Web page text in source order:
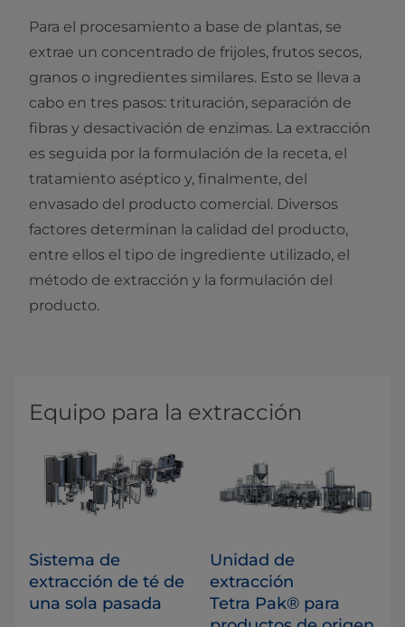
Para el procesamiento a base de plantas, se
extrae un concentrado de frijoles, frutos secos,
granos o ingredientes similares. Esto se lleva a
cabo en tres pasos: trituración, separación de
fibras y desactivación de enzimas. La extracción
es seguida por la formulación de la receta, el
tratamiento aséptico y, finalmente, del
envasado del producto comercial. Diversos
factores determinan la calidad del producto,
entre ellos el tipo de ingrediente utilizado, el
método de extracción y la formulación del
producto.​​
Equipo para la extracción
Sistema de
extracción de té de
una sola pasada
Unidad de
extracción
Tetra Pak® para